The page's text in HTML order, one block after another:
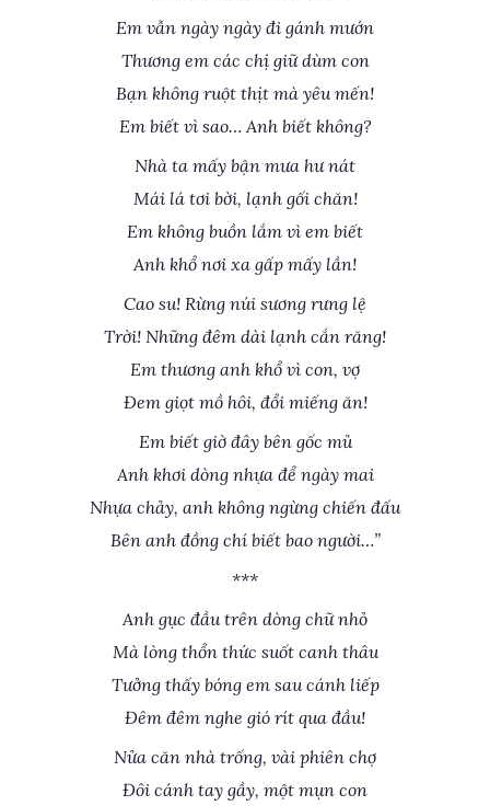
Em vẫn ngày ngày đi gánh mướn
Thương em các chị giữ dùm con
Bạn không ruột thịt mà yêu mến!
Em biết vì sao… Anh biết không?
Nhà ta mấy bận mưa hư nát
Mái lá tơi bời, lạnh gối chăn!
Em không buồn lắm vì em biết
Anh khổ nơi xa gấp mấy lần!
Cao su! Rừng núi sương rưng lệ
Trời! Những đêm dài lạnh cắn răng!
Em thương anh khổ vì con, vợ
Đem giọt mồ hôi, đổi miếng ăn!
Em biết giờ đây bên gốc mủ
Anh khơi dòng nhựa để ngày mai
Nhựa chảy, anh không ngừng chiến đấu
Bên anh đồng chí biết bao người…”
***
Anh gục đầu trên dòng chữ nhỏ
Mà lòng thổn thức suốt canh thâu
Tưởng thấy bóng em sau cánh liếp
Đêm đêm nghe gió rít qua đầu!
Nửa căn nhà trống, vài phiên chợ
Đôi cánh tay gầy, một mụn con